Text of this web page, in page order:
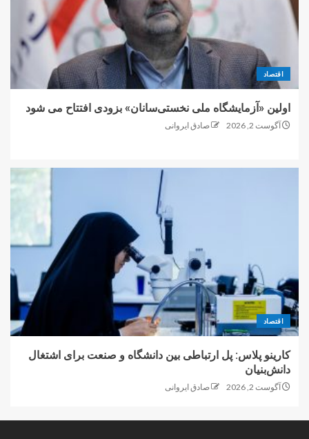
اقتصاد
اولین «آزمایشگاه ملی نخستی‌سانان» بزودی افتتاح می شود
آگوست 2, 2026 صادق ایروانی
اقتصاد
کارینو پلاس: پل ارتباطی بین دانشگاه و صنعت برای اشتغال
دانش‌بنیان
آگوست 2, 2026 صادق ایروانی